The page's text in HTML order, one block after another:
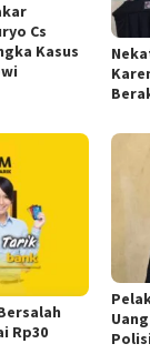
Cs
Kasus
Rp30
Polisi